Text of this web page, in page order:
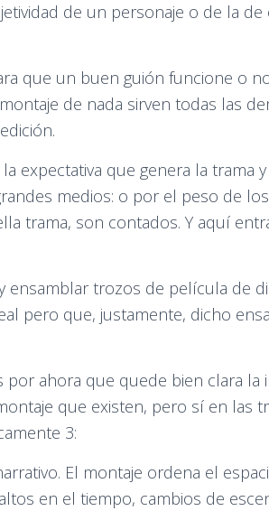
de un personaje o de la
que un buen guión funcione o
de nada sirven todas las
expectativa que genera la trama
medios: o por el peso de
trama, son contados. Y aquí
trozos de película de
pero que, justamente, dicho
ahora que quede bien clara
que existen, pero sí en las
3:
El montaje ordena el
en el tiempo, cambios de